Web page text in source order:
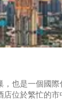
也是一個國
位於繁忙的